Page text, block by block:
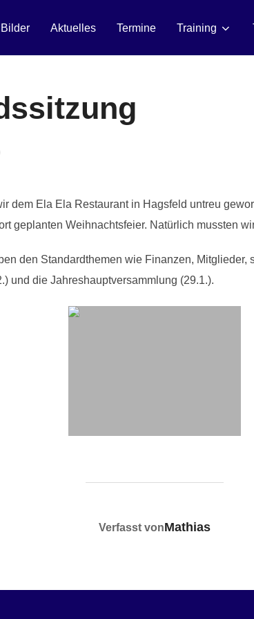
Bilder Aktuelles Termine Training
dem Ela Ela Restaurant in Hagsfeld untreu
geplanten Weihnachtsfeier. Natürlich mussten
den Standardthemen wie Finanzen,
und die Jahreshauptversammlung (29.1.).
BEITRAGSAUTOR
Verfasst vonMathias